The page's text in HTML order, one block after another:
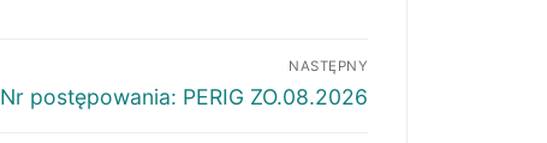
NASTĘPNY
Następny
Nr postępowania: PERIG ZO.08.2026